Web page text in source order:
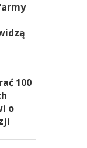
100
o